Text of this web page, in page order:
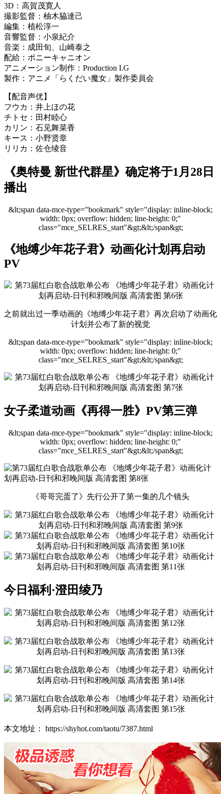
3D：高賀茂寛人
撮影監督：柚木脇達己
編集：植松淳一
音響監督：小泉紀介
音楽：成田旬、山崎泰之
配給：ポニーキャニオン
アニメーション制作：Production I.G
製作：アニメ「らくだい魔女」製作委員会
【配音声优】
フウカ：井上ほの花
チトセ：田村睦心
カリン：石见舞菜香
キース：小野贤章
リリカ：佐仓绫音
《奥特曼 新世代群星》确定将于1月28日
播出
&lt;span data-mce-type="bookmark" style="display: inline-block;
width: 0px; overflow: hidden; line-height: 0;"
class="mce_SELRES_start"&gt; &lt;/span&gt;
《地缚少年花子君》动画化计划再启动
PV
之前就出过一季动画的《地缚少年花子君》再次启动了动画化
计划并公布了新的视觉
&lt;span data-mce-type="bookmark" style="display: inline-block;
width: 0px; overflow: hidden; line-height: 0;"
class="mce_SELRES_start"&gt; &lt;/span&gt;
女子柔道动画《再得一胜》PV第三弹
&lt;span data-mce-type="bookmark" style="display: inline-block;
width: 0px; overflow: hidden; line-height: 0;"
class="mce_SELRES_start"&gt; &lt;/span&gt;
《哥哥完蛋了》先行公开了第一集的几个镜头
今日福利·澄田绫乃
本文地址： https://shyhot.com/taotu/7387.html